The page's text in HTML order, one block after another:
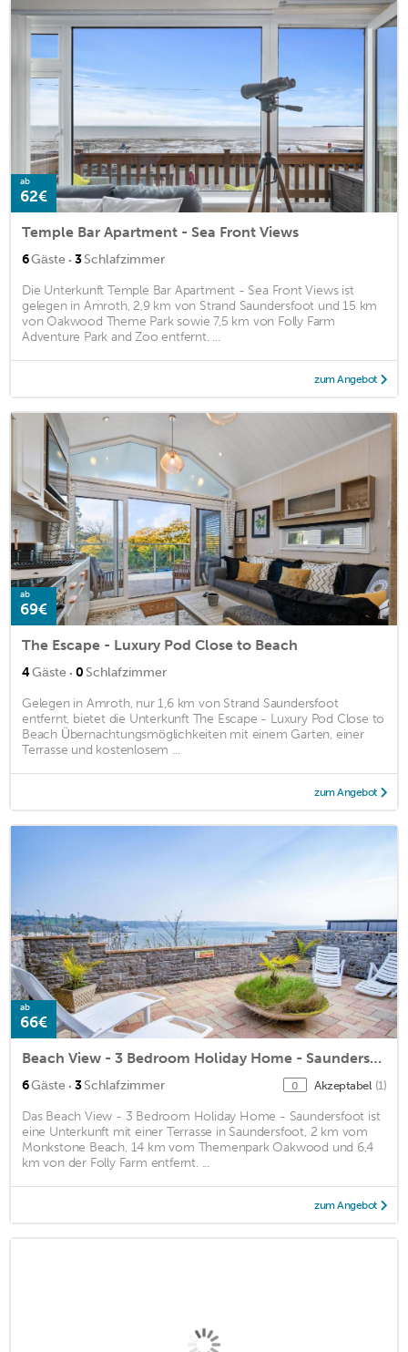
ab
62€
Temple Bar Apartment - Sea Front Views
6Gäste · 3Schlafzimmer
Die Unterkunft Temple Bar Apartment - Sea Front Views ist
gelegen in Amroth, 2,9 km von Strand Saundersfoot und 15 km
von Oakwood Theme Park sowie 7,5 km von Folly Farm
Adventure Park and Zoo entfernt. ...
zum Angebot
ab
69€
The Escape - Luxury Pod Close to Beach
4Gäste · 0 Schlafzimmer
Gelegen in Amroth, nur 1,6 km von Strand Saundersfoot
entfernt, bietet die Unterkunft The Escape - Luxury Pod Close to
Beach Übernachtungsmöglichkeiten mit einem Garten, einer
Terrasse und kostenlosem ...
zum Angebot
ab
66€
Beach View - 3 Bedroom Holiday Home - Saundersfoot
6Gäste · 3Schlafzimmer 0 Akzeptabel (1)
Das Beach View - 3 Bedroom Holiday Home - Saundersfoot ist
eine Unterkunft mit einer Terrasse in Saundersfoot, 2 km vom
Monkstone Beach, 14 km vom Themenpark Oakwood und 6,4
km von der Folly Farm entfernt. ...
zum Angebot